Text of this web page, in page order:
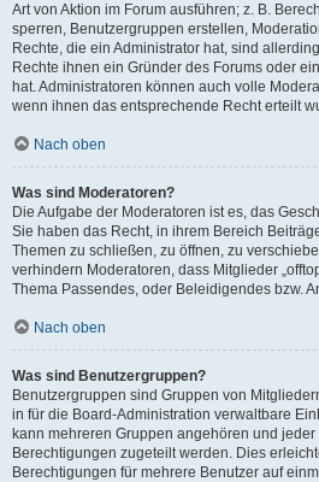
Art von Aktion im Forum ausführen; z. B.
sperren, Benutzergruppen erstellen,
Rechte, die ein Administrator hat, sind
Rechte ihnen ein Gründer des Forums oder
hat. Administratoren können auch volle
wenn ihnen das entsprechende Recht erteilt
Nach oben
Was sind Moderatoren?
Die Aufgabe der Moderatoren ist es, das
Sie haben das Recht, in ihrem Bereich
Themen zu schließen, zu öffnen, zu
verhindern Moderatoren, dass Mitglieder
Thema Passendes, oder Beleidigendes bzw.
Nach oben
Was sind Benutzergruppen?
Benutzergruppen sind Gruppen von
in für die Board-Administration verwaltbare
kann mehreren Gruppen angehören und
Berechtigungen zugeteilt werden. Dies
Berechtigungen für mehrere Benutzer auf